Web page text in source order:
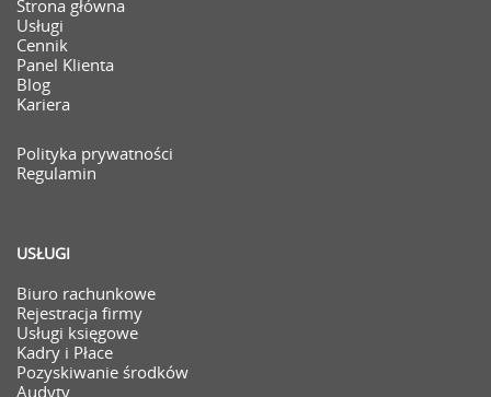
Strona główna
Usługi
Cennik
Panel Klienta
Blog
Kariera
Polityka prywatności
Regulamin
USŁUGI
Biuro rachunkowe
Rejestracja firmy
Usługi księgowe
Kadry i Płace
Pozyskiwanie środków
Audyty